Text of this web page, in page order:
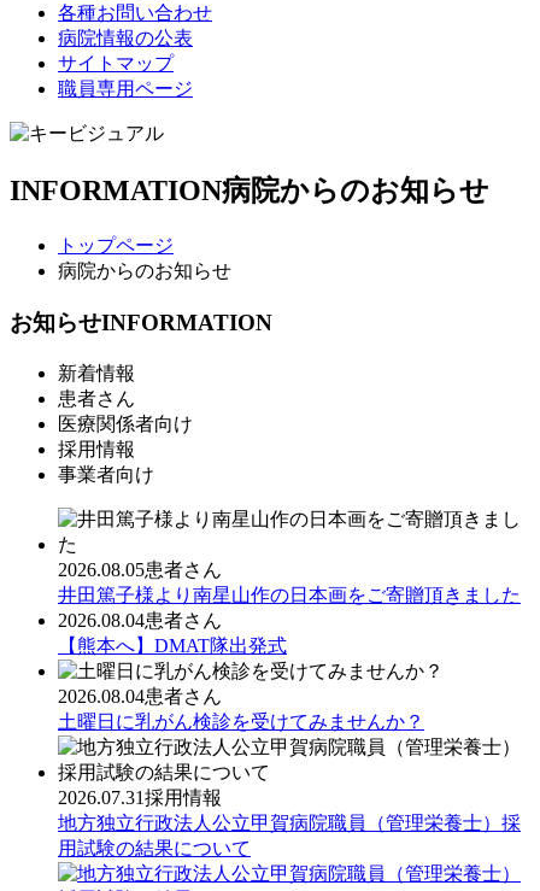
各種お問い合わせ
病院情報の公表
サイトマップ
職員専用ページ
INFORMATION病院からのお知らせ
トップページ
病院からのお知らせ
お知らせINFORMATION
新着情報
患者さん
医療関係者向け
採用情報
事業者向け
2026.08.05患者さん
井田篤子様より南星山作の日本画をご寄贈頂きました
2026.08.04患者さん
【熊本へ】DMAT隊出発式
2026.08.04患者さん
土曜日に乳がん検診を受けてみませんか？
2026.07.31採用情報
地方独立行政法人公立甲賀病院職員（管理栄養士）採
用試験の結果について